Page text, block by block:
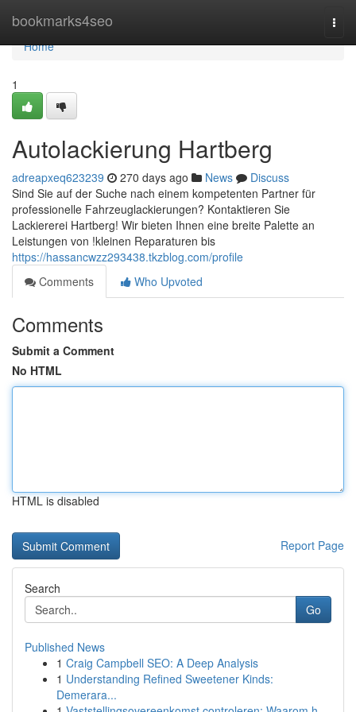
bookmarks4seo
Home
Home
1
Autolackierung Hartberg
adreapxeq623239 270 days ago News
Discuss
Sind Sie auf der Suche nach einem kompetenten Partner für
professionelle Fahrzeuglackierungen? Kontaktieren Sie
Lackiererei Hartberg! Wir bieten Ihnen eine breite Palette an
Leistungen von !kleinen Reparaturen bis
https://hassancwzz293438.tkzblog.com/profile
Comments
Who Upvoted
Comments
Submit a Comment
No HTML
HTML is disabled
Report Page
Search
Go
Published News
1 Craig Campbell SEO: A Deep Analysis
1 Understanding Refined Sweetener Kinds:
Demerara...